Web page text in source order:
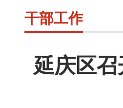
干部工作
延庆区